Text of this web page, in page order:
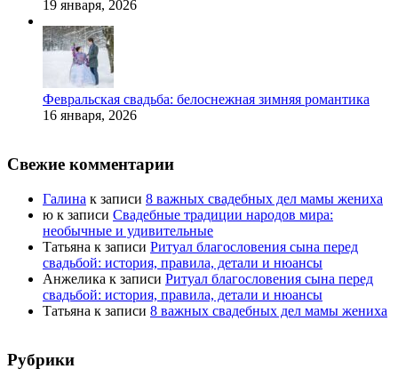
19 января, 2026
Февральская свадьба: белоснежная зимняя романтика
16 января, 2026
Свежие комментарии
Галина к записи 8 важных свадебных дел мамы жениха
ю к записи Свадебные традиции народов мира:
необычные и удивительные
Татьяна к записи Ритуал благословения сына перед
свадьбой: история, правила, детали и нюансы
Анжелика к записи Ритуал благословения сына перед
свадьбой: история, правила, детали и нюансы
Татьяна к записи 8 важных свадебных дел мамы жениха
Рубрики